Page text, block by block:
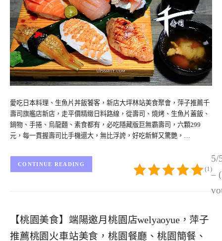
愛吃日本料理、生魚片丼飯饕客，新店大坪林站美食聚會，萍子推薦千
壽司旗艦店新店，走平價精緻日料路線，從壽司、燒烤、生魚片蓋飯、
鍋物、手捲、烏龍麵、素食都有，必吃隱藏版巨無霸壽司，六顆299
元，每一貫握壽司比手機還大，無比浮誇，好吃新鮮又驚艷，…
5/
–
(1)
CONTINUE READING
【桃園美食】端陽邀月桃園店welyaoyue，萍子
推薦桃園火車站美食，桃園餐廳、桃園簡餐、